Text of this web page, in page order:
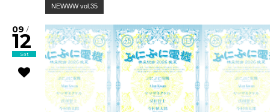
NEWWW vol.35
09 /
12
Sat